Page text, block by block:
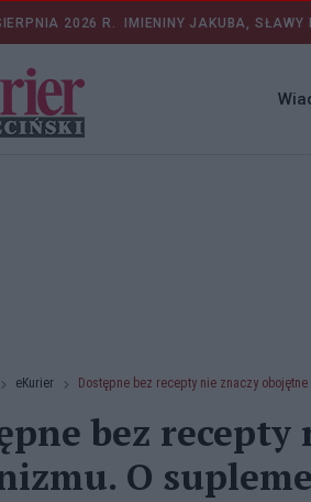
2026 R. IMIENINY JAKUBA, SŁAWY
eKurier Dostępne bez recepty nie znaczy
bez
O